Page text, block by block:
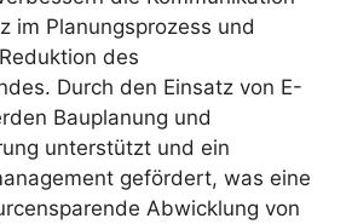
im Planungsprozess und
des
Durch den Einsatz von E-
Bauplanung und
unterstützt und ein
gefördert, was eine
Abwicklung von